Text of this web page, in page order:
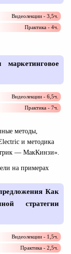
Видеолекции - 3,5ч.
Практика - 4ч.
Видеолекции - 6,5ч.
Практика - 7ч.
методы,
и методика
— МакКинзи».
на примерах
Как
стратегии
Видеолекции - 1,5ч.
Практика - 2,5ч.